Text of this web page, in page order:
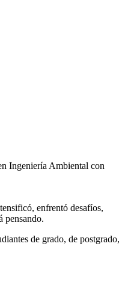
Ingeniería Ambiental con
enfrentó desafíos,
pensando.
de grado, de postgrado,